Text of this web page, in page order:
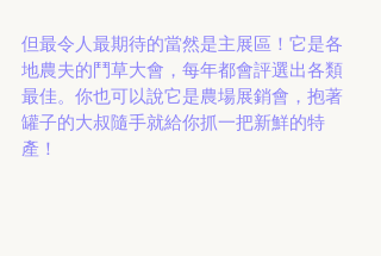
但最令人最期待的當然是主展區！它是各
地農夫的鬥草大會，每年都會評選出各類
最佳。你也可以說它是農場展銷會，抱著
罐子的大叔隨手就給你抓一把新鮮的特
產！